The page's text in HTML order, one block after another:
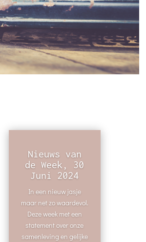
Nieuws van
de Week, 30
Juni 2024
In een nieuw jasje
maar net zo waardevol.
Deze week met een
statement over onze
samenleving en gelijke